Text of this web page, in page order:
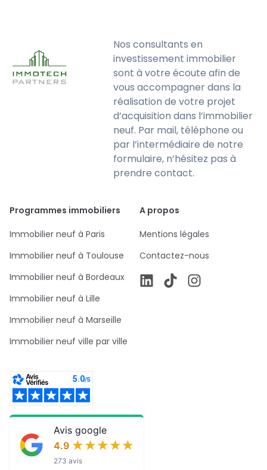
Nos consultants en
investissement immobilier
sont à votre écoute afin de
vous accompagner dans la
réalisation de votre projet
d’acquisition dans l’immobilier
neuf. Par mail, téléphone ou
par l’intermédiaire de notre
formulaire, n’hésitez pas à
prendre contact.
Programmes immobiliers
Immobilier neuf à Paris
Immobilier neuf à Toulouse
Immobilier neuf à Bordeaux
Immobilier neuf à Lille
Immobilier neuf à Marseille
Immobilier neuf ville par ville
A propos
Mentions légales
Contactez-nous
Avis google
4.9 ★★★★★
★★★★★
273 avis